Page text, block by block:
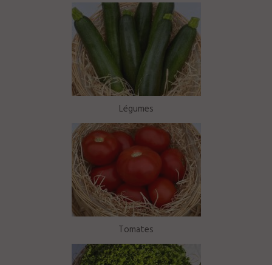
Légumes
Tomates